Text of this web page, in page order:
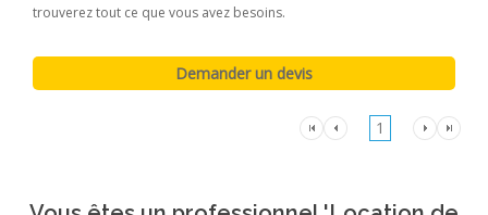
trouverez tout ce que vous avez besoins.
1